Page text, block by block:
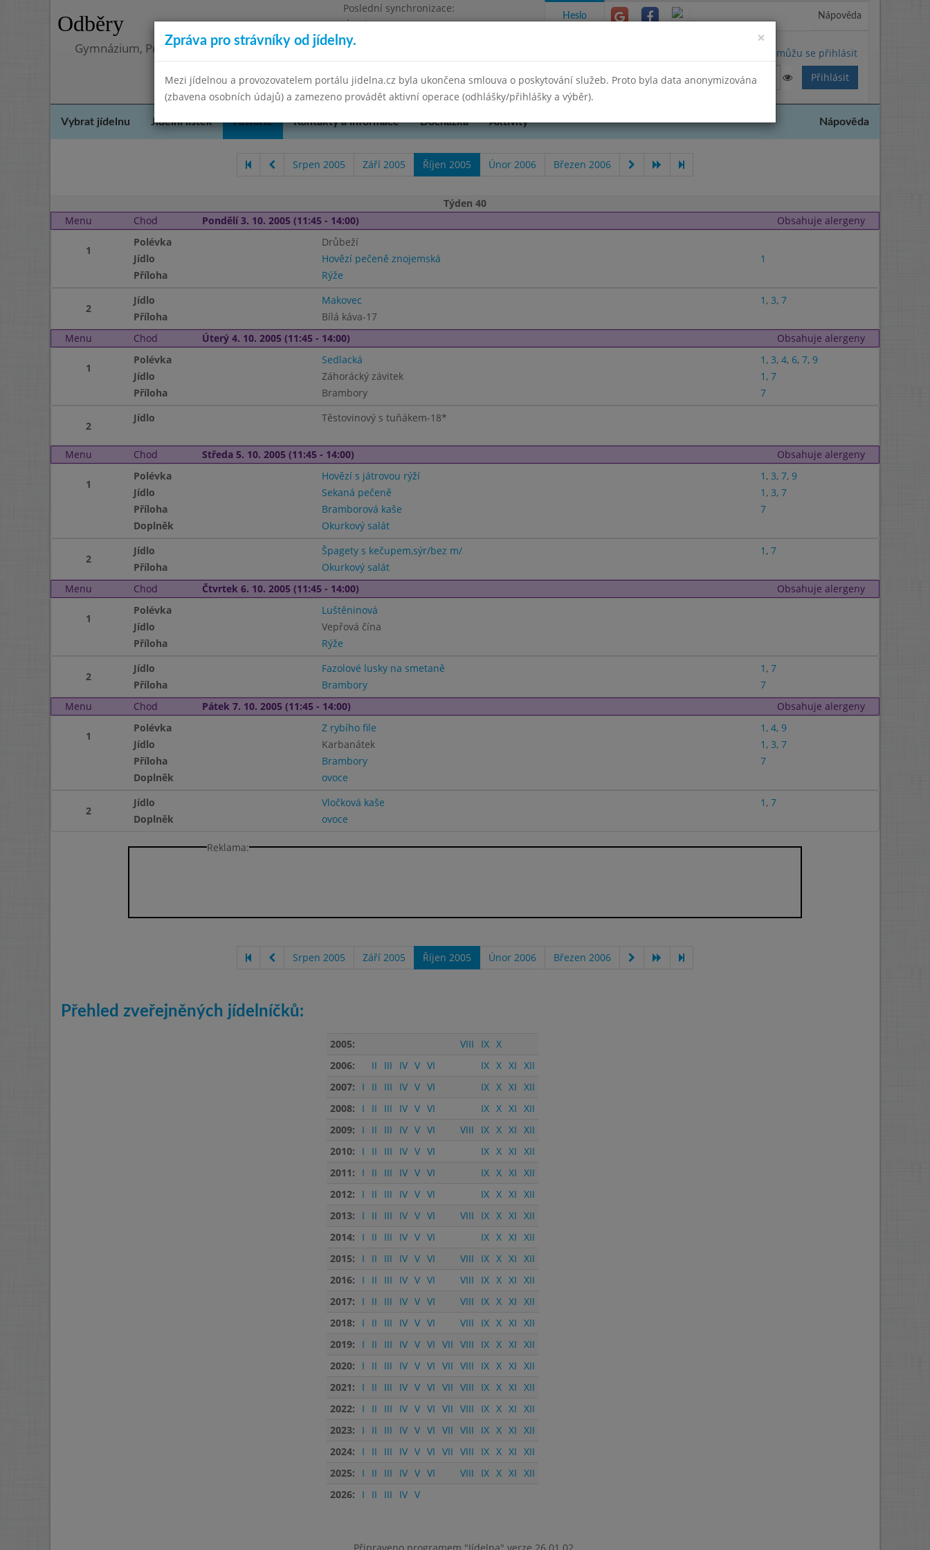
Odběry
Poslední synchronizace:
Úterý 12.5.2026 8:35
Gymnázium, Praha 4, Budějovická 680
Heslo Nápověda
Nemůžu se přihlásit
Vybrat jídelnu Jídelní lístek Historie Kontakty a informace Docházka Aktivity Nápověda
Srpen 2005 Září 2005 Říjen 2005 Únor 2006 Březen 2006
Týden 40
Menu
Chod Pondělí 3. 10. 2005 (11:45 - 14:00) Obsahuje alergeny
1
Polévka
Drůbeží
Jídlo
Hovězí pečeně znojemská
1
Příloha
Rýže
2
Jídlo Makovec 1 , 3, 7
Příloha
Bílá káva-17
Menu
Chod Úterý 4. 10. 2005 (11:45 - 14:00) Obsahuje alergeny
1
Polévka Sedlacká 1 , 3, 4, 6, 7, 9
Jídlo
Záhorácký závitek 1 , 7
Příloha
Brambory 7
2
Jídlo Těstovinový s tuňákem-18*
Menu Chod Středa 5. 10. 2005 (11:45 - 14:00) Obsahuje alergeny
1
Polévka Hovězí s játrovou rýží 1 , 3, 7, 9
Jídlo
Sekaná pečeně 1 , 3, 7
Příloha
Bramborová kaše
7
Doplněk
Okurkový salát
2
Jídlo Špagety s kečupem,sýr/bez m/ 1 , 7
Příloha
Okurkový salát
Menu
Chod Čtvrtek 6. 10. 2005 (11:45 - 14:00) Obsahuje alergeny
1
Polévka
Luštěninová
Jídlo
Vepřová čína
Příloha
Rýže
2
Jídlo Fazolové lusky na smetaně 1 , 7
Příloha
Brambory
7
Menu
Chod Pátek 7. 10. 2005 (11:45 - 14:00) Obsahuje alergeny
1
Polévka Z rybího file 1 , 4, 9
Jídlo
Karbanátek 1 , 3, 7
Příloha
Brambory
7
Doplněk
ovoce
2
Jídlo Vločková kaše 1 , 7
Doplněk
ovoce
Reklama:
Srpen 2005 Září 2005 Říjen 2005 Únor 2006 Březen 2006
Přehled zveřejněných jídelníčků:
2005: VIII IX X
2006:
II III IV V VI IX X XI XII
2007:
I II III IV V VI IX X XI XII
2008:
I II III IV V VI IX X XI XII
2009:
I II III IV V VI VIII IX X XI XII
2010:
I II III IV V VI IX X XI XII
2011:
I II III IV V VI IX X XI XII
2012:
I II III IV V VI IX X XI XII
2013:
I II III IV V VI VIII IX X XI XII
2014:
I II III IV V VI IX X XI XII
2015:
I II III IV V VI VIII IX X XI XII
2016:
I II III IV V VI VIII IX X XI XII
2017:
I II III IV V VI VIII IX X XI XII
2018:
I II III IV V VI VIII IX X XI XII
2019:
I II III IV V VI VII VIII IX X XI XII
2020:
I II III IV V VI VII VIII IX X XI XII
2021:
I II III IV V VI VII VIII IX X XI XII
2022:
I II III IV V VI VII VIII IX X XI XII
2023:
I II III IV V VI VII VIII IX X XI XII
2024:
I II III IV V VI VII VIII IX X XI XII
2025:
I II III IV V VI VIII IX X XI XII
2026:
I II III IV V
×
Zpráva pro strávníky od jídelny.
Mezi jídelnou a provozovatelem portálu jidelna.cz byla ukončena smlouva o poskytování služeb. Proto byla data anonymizována
(zbavena osobních údajů) a zamezeno provádět aktivní operace (odhlášky/přihlášky a výběr).